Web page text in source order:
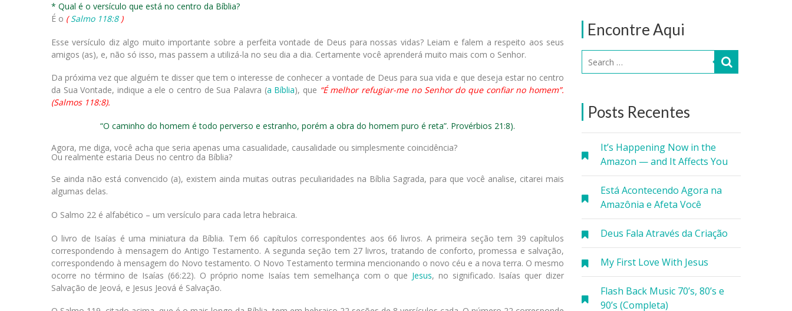
Encontre Aqui
Posts Recentes
It’s Happening Now in the
Amazon — and It Affects You
Está Acontecendo Agora na
Amazônia e Afeta Você
Deus Fala Através da Criação
My First Love With Jesus
Flash Back Music 70’s, 80’s e
90’s (Completa)
* Qual é o versículo que está no centro da Bíblia?
É o (Salmo 118:8)
Esse versículo diz algo muito importante sobre a perfeita vontade de Deus para nossas vidas? Leiam e falem a respeito aos seus
amigos (as), e, não só isso, mas passem a utilizá-la no seu dia a dia. Certamente você aprenderá muito mais com o Senhor.
Da próxima vez que alguém te disser que tem o interesse de conhecer a vontade de Deus para sua vida e que deseja estar no centro
da Sua Vontade, indique a ele o centro de Sua Palavra (a Bíblia), que “É melhor refugiar-me no Senhor do que confiar no homem”.
(Salmos 118:8).
“O caminho do homem é todo perverso e estranho, porém a obra do homem puro é reta”. Provérbios 21:8).
Agora, me diga, você acha que seria apenas uma casualidade, causalidade ou simplesmente coincidência?
Ou realmente estaria Deus no centro da Bíblia?
Se ainda não está convencido (a), existem ainda muitas outras peculiaridades na Bíblia Sagrada, para que você analise, citarei mais
algumas delas.
O Salmo 22 é alfabético – um versículo para cada letra hebraica.
O livro de Isaías é uma miniatura da Bíblia. Tem 66 capítulos correspondentes aos 66 livros. A primeira seção tem 39 capítulos
correspondendo à mensagem do Antigo Testamento. A segunda seção tem 27 livros, tratando de conforto, promessa e salvação,
correspondendo à mensagem do Novo testamento. O Novo Testamento termina mencionando o novo céu e a nova terra. O mesmo
ocorre no término de Isaías (66:22). O próprio nome Isaías tem semelhança com o que Jesus, no significado. Isaías quer dizer
Salvação de Jeová, e Jesus Jeová é Salvação.